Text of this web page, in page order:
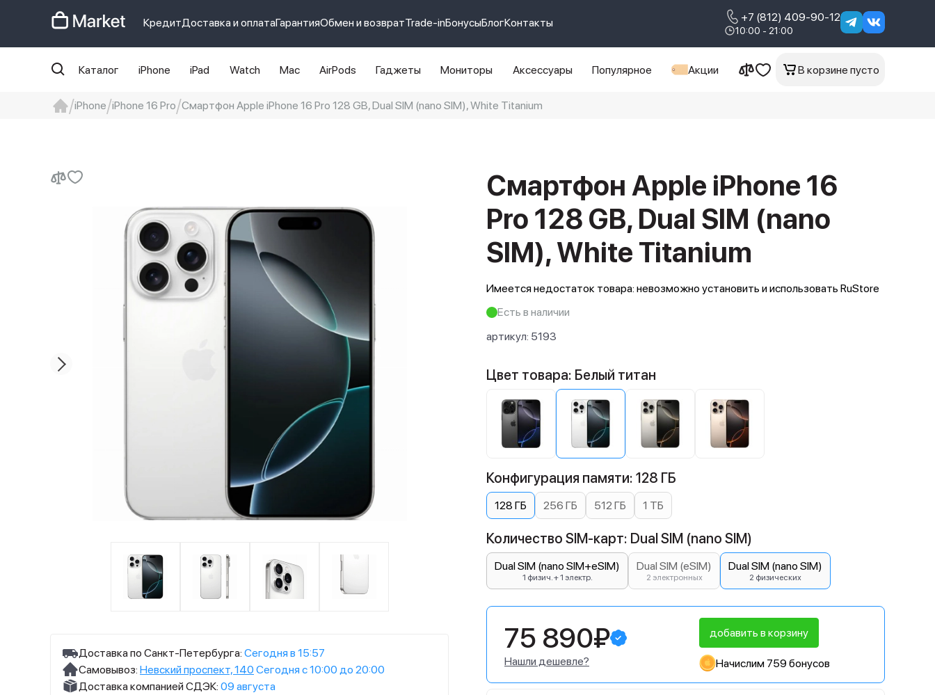
КредитДоставка и оплатаГарантияОбмен и возвратTrade-inБонусыБлогКонтакты +7 (812) 409-90-12
10:00 - 21:00
Каталог iPhone iPad Watch Mac AirPods Гаджеты Мониторы Аксессуары Популярное Акции В корзине пусто
iPhone iPhone 16 Pro Смартфон Apple iPhone 16 Pro 128 GB, Dual SIM (nano SIM), White Titanium
Смартфон Apple iPhone 16
Pro 128 GB, Dual SIM (nano
SIM), White Titanium
Имеется недостаток товара: невозможно установить и использовать RuStore
Есть в наличии
артикул: 5193
Доставка по Санкт-Петербурга: Сегодня в 15:57
Самовывоз: Невский проспект, 140 Сегодня с 10:00 до 20:00
Доставка компанией СДЭК: 09 августа
Цвет товара: Белый титан
Конфигурация памяти: 128 ГБ
128 ГБ 256 ГБ 512 ГБ 1 ТБ
Количество SIM-карт: Dual SIM (nano SIM)
Dual SIM (nano SIM+eSIM)
1 физич. + 1 электр.
Dual SIM (eSIM)
2 электронных
Dual SIM (nano SIM)
2 физических
75 890₽
Нашли дешевле?
добавить в корзину
Начислим 759 бонусов